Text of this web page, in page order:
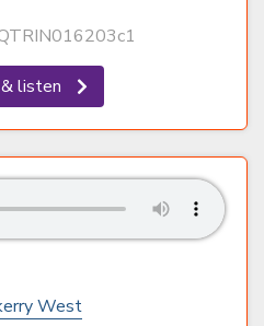
listen
West